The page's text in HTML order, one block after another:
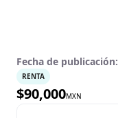
Fecha de publicación:
RENTA
$90,000MXN